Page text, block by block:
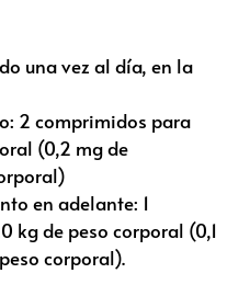
una vez al día, en la
2 comprimidos para
(0,2 mg de
en adelante: 1
kg de peso corporal (0,1
corporal).